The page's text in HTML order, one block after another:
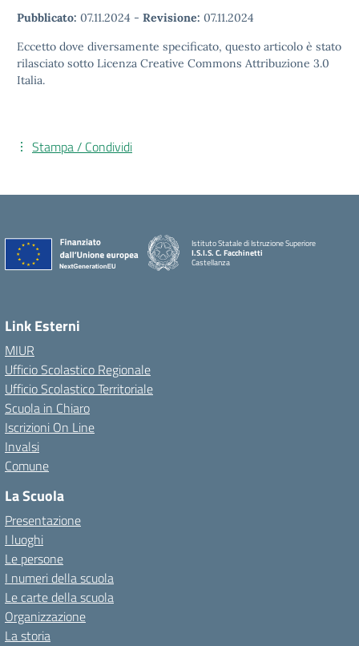
Pubblicato: 07.11.2024 - Revisione: 07.11.2024
Eccetto dove diversamente specificato, questo articolo è stato
rilasciato sotto Licenza Creative Commons Attribuzione 3.0
Italia.
Stampa / Condividi
Istituto Statale di Istruzione Superiore
I.S.I.S. C. Facchinetti
Castellanza
Link Esterni
MIUR
Ufficio Scolastico Regionale
Ufficio Scolastico Territoriale
Scuola in Chiaro
Iscrizioni On Line
Invalsi
Comune
La Scuola
Presentazione
I luoghi
Le persone
I numeri della scuola
Le carte della scuola
Organizzazione
La storia